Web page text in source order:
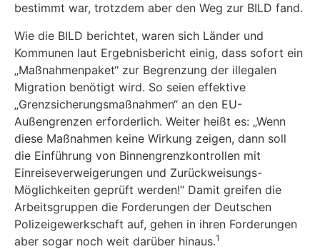
bestimmt war, trotzdem aber den Weg zur BILD fand.
Wie die BILD berichtet, waren sich Länder und
Kommunen laut Ergebnisbericht einig, dass sofort ein
„Maßnahmenpaket“ zur Begrenzung der illegalen
Migration benötigt wird. So seien effektive
„Grenzsicherungsmaßnahmen“ an den EU-
Außengrenzen erforderlich. Weiter heißt es: „Wenn
diese Maßnahmen keine Wirkung zeigen, dann soll
die Einführung von Binnen­grenzkontrollen mit
Einreiseverweigerungen und Zurückweisungs-
Möglichkeiten geprüft wer­den!“ Damit greifen die
Arbeitsgruppen die Forderungen der Deutschen
Polizeigewerkschaft auf, gehen in ihren Forderungen
aber sogar noch weit darüber hinaus.1